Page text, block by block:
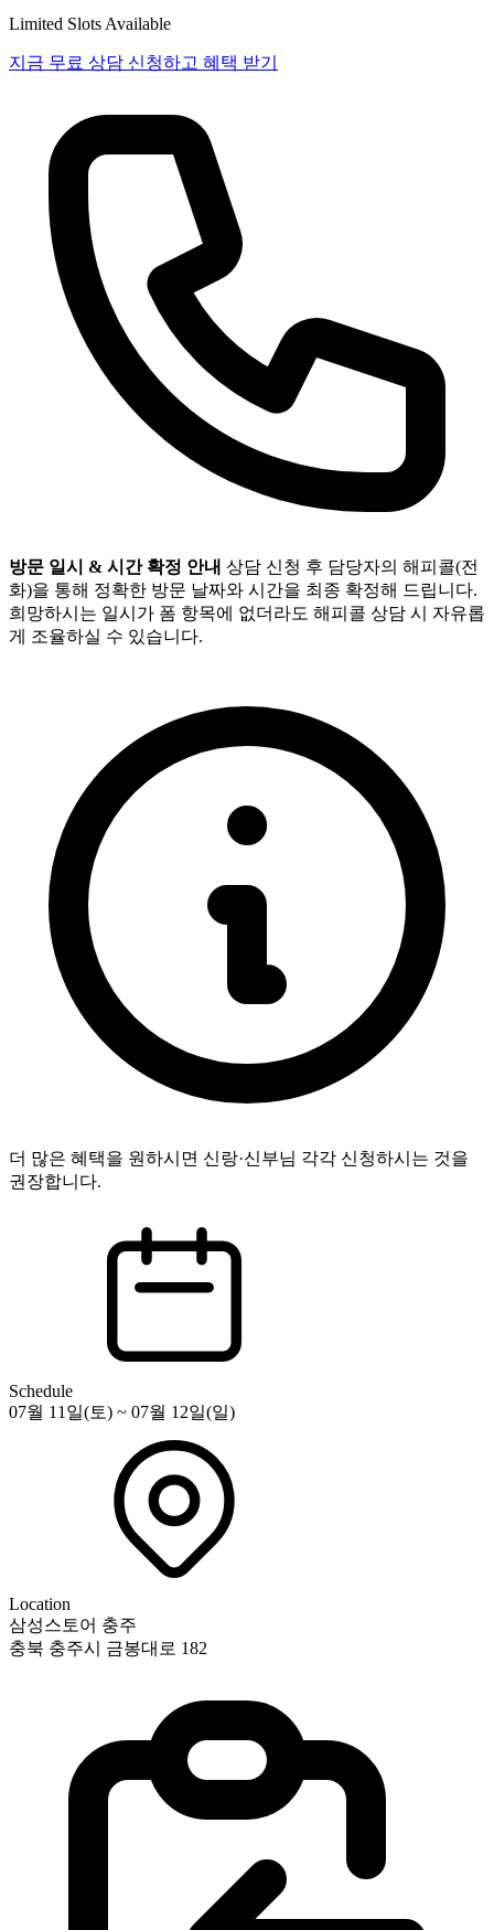
Limited Slots Available
지금 무료 상담 신청하고 혜택 받기
방문 일시 & 시간 확정 안내 상담 신청 후 담당자의 해피콜(전
화)을 통해 정확한 방문 날짜와 시간을 최종 확정해 드립니다.
희망하시는 일시가 폼 항목에 없더라도 해피콜 상담 시 자유롭
게 조율하실 수 있습니다.
더 많은 혜택을 원하시면 신랑·신부님 각각 신청하시는 것을
권장합니다.
Schedule
07월 11일(토) ~ 07월 12일(일)
Location
삼성스토어 충주
충북 충주시 금봉대로 182